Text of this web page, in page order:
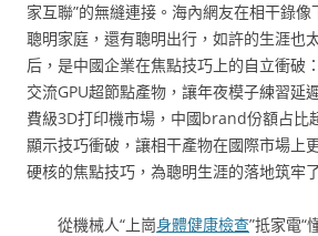
家互聯”的無縫連接。海內網友在相干錄像
聰明家庭，還有聰明出行，如許的生涯也
后，是中國企業在焦點技巧上的自立衝破
交流GPU超節點產物，讓年夜模子練習延
費級3D打印機市場，中國brand份額占比
顯示技巧衝破，讓相干產物在國際市場上
硬核的焦點技巧，為聰明生涯的落地筑牢
從機械人“上崗身體健康檢查”抵家電“